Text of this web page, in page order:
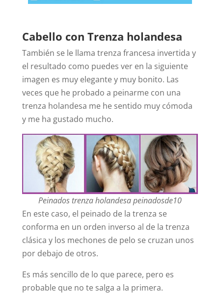
Cabello con Trenza holandesa
También se le llama trenza francesa invertida y
el resultado como puedes ver en la siguiente
imagen es muy elegante y muy bonito. Las
veces que he probado a peinarme con una
trenza holandesa me he sentido muy cómoda
y me ha gustado mucho.
Peinados trenza holandesa peinadosde10
En este caso, el peinado de la trenza se
conforma en un orden inverso al de la trenza
clásica y los mechones de pelo se cruzan unos
por debajo de otros.
Es más sencillo de lo que parece, pero es
probable que no te salga a la primera.